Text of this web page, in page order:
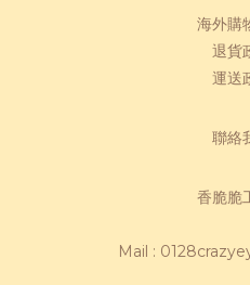
海外購
退貨
運送
聯絡
香脆脆
Mail :